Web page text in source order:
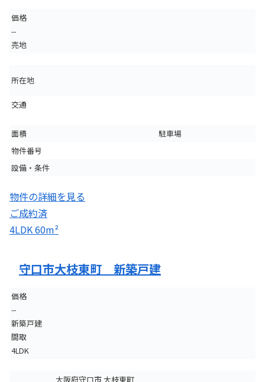
価格
--
売地
所在地
交通
面積
駐車場
物件番号
設備・条件
物件の詳細を見る
ご成約済
4LDK60m²
守口市大枝東町 新築戸建
価格
--
新築戸建
間取
4LDK
大阪府守口市 大枝東町